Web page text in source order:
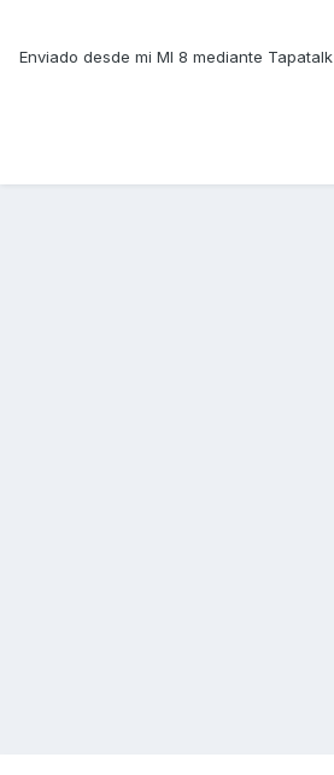
Enviado desde mi MI 8 mediante Tapatalk